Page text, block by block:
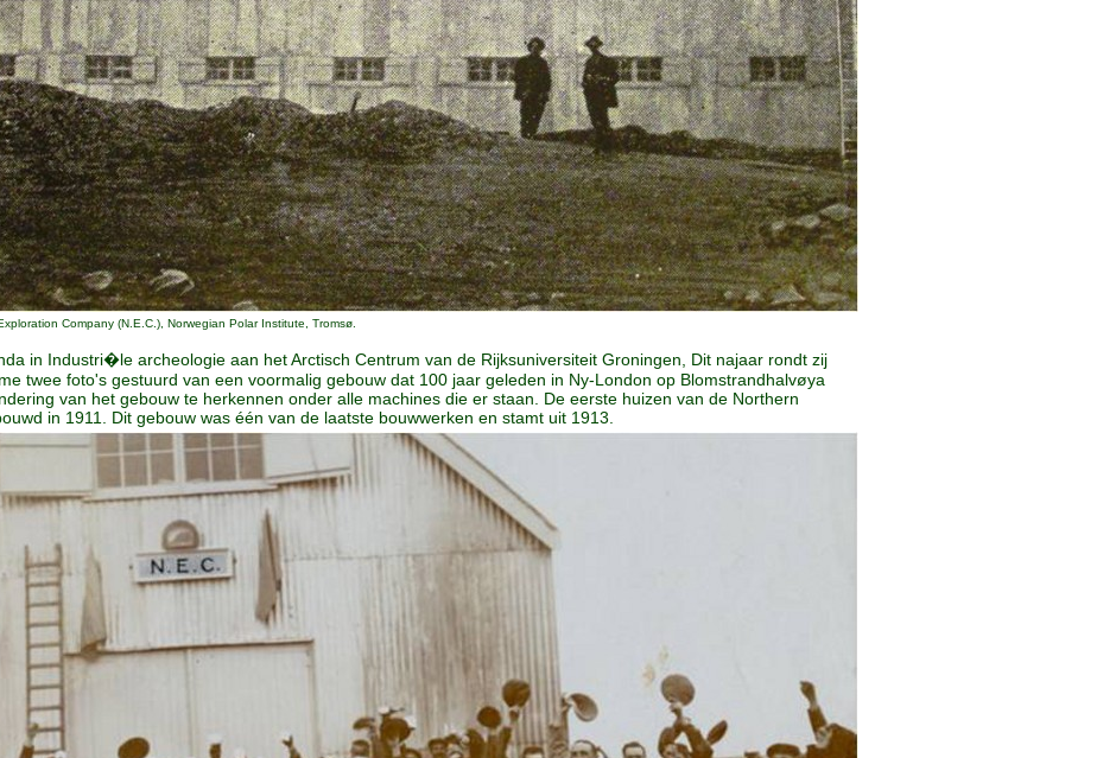
Company (N.E.C.), Norwegian Polar Institute, Tromsø.
in Industri�le archeologie aan het Arctisch Centrum van de Rijksuniversiteit Groningen, Dit najaar rondt zij
twee foto's gestuurd van een voormalig gebouw dat 100 jaar geleden in Ny-London op Blomstrandhalvøya
van het gebouw te herkennen onder alle machines die er staan. De eerste huizen van de Northern
in 1911. Dit gebouw was één van de laatste bouwwerken en stamt uit 1913.